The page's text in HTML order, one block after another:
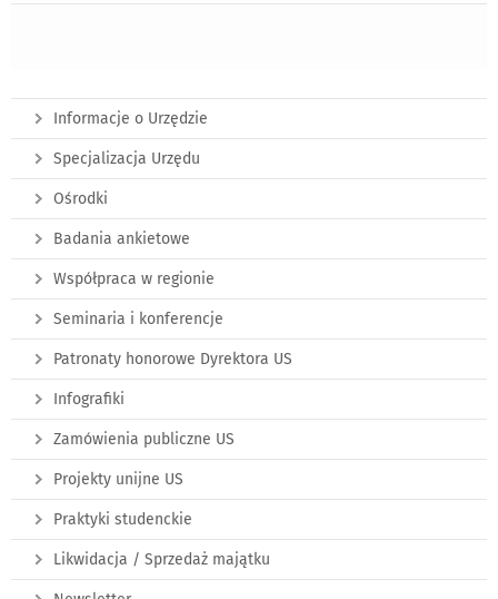
Informacje o Urzędzie
Specjalizacja Urzędu
Ośrodki
Badania ankietowe
Współpraca w regionie
Seminaria i konferencje
Patronaty honorowe Dyrektora US
Infografiki
Zamówienia publiczne US
Projekty unijne US
Praktyki studenckie
Likwidacja / Sprzedaż majątku